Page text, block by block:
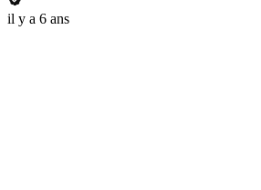
il y a 6 ans